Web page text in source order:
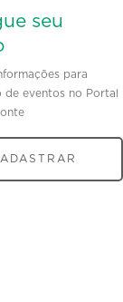
seu
para
de eventos no Portal